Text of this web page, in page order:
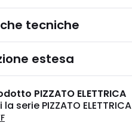
tecniche
estesa
PIZZATO ELETTRICA
serie PIZZATO ELETTRICA